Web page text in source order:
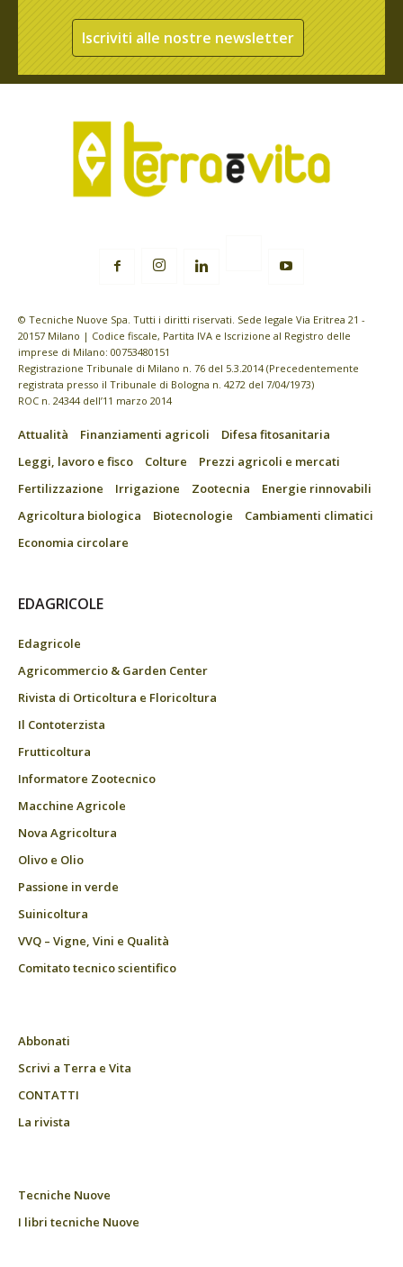
Iscriviti alle nostre newsletter
© Tecniche Nuove Spa. Tutti i diritti riservati. Sede legale Via Eritrea 21 -
20157 Milano | Codice fiscale, Partita IVA e Iscrizione al Registro delle
imprese di Milano: 00753480151
Registrazione Tribunale di Milano n. 76 del 5.3.2014 (Precedentemente
registrata presso il Tribunale di Bologna n. 4272 del 7/04/1973)
ROC n. 24344 dell’11 marzo 2014
Attualità Finanziamenti agricoli
Difesa fitosanitaria
Leggi, lavoro e fisco
Colture
Prezzi agricoli e mercati
Fertilizzazione
Irrigazione Zootecnia
Energie rinnovabili
Agricoltura biologica
Biotecnologie
Cambiamenti climatici
Economia circolare
EDAGRICOLE
Edagricole
Agricommercio & Garden Center
Rivista di Orticoltura e Floricoltura
Il Contoterzista
Frutticoltura
Informatore Zootecnico
Macchine Agricole
Nova Agricoltura
Olivo e Olio
Passione in verde
Suinicoltura
VVQ – Vigne, Vini e Qualità
Comitato tecnico scientifico
Abbonati
Scrivi a Terra e Vita
CONTATTI
La rivista
Tecniche Nuove
I libri tecniche Nuove